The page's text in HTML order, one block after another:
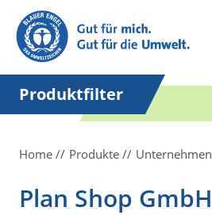
Suchbegriff in
Anführungszeichen
setzen.
Produktfilter
Home Produkte Unternehmen
Plan Shop GmbH